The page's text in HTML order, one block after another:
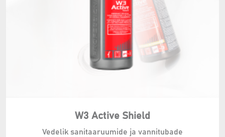
W3 Active Shield
Vedelik sanitaaruumide ja vannitubade